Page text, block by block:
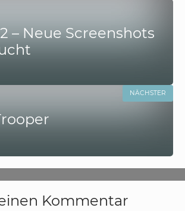
– Neue Screenshots
NÄCHSTER
Kommentar